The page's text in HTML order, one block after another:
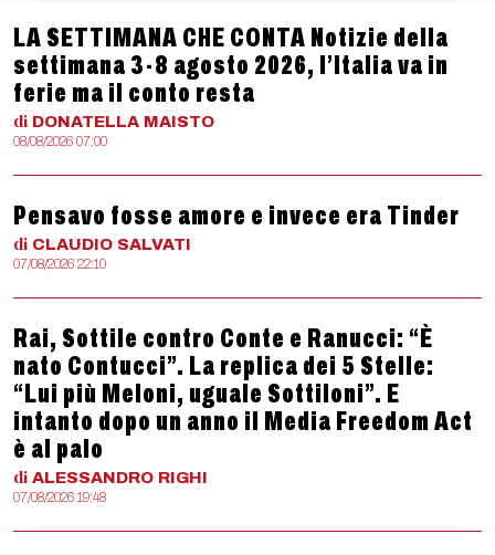
LA SETTIMANA CHE CONTA Notizie della
settimana 3-8 agosto 2026, l’Italia va in
ferie ma il conto resta
di DONATELLA MAISTO
08/08/2026 07:00
Pensavo fosse amore e invece era Tinder
di CLAUDIO SALVATI
07/08/2026 22:10
Rai, Sottile contro Conte e Ranucci: “È
nato Contucci”. La replica dei 5 Stelle:
“Lui più Meloni, uguale Sottiloni”. E
intanto dopo un anno il Media Freedom Act
è al palo
di ALESSANDRO RIGHI
07/08/2026 19:48